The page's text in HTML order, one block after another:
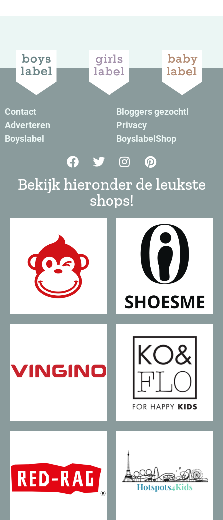
Contact
Adverteren
Boyslabel
Bloggers gezocht!
Privacy
BoyslabelShop
Bekijk hieronder de leukste
shops!